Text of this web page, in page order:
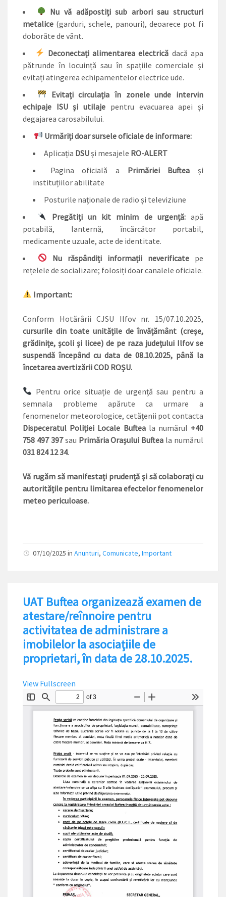
Nu vă adăpostiți sub arbori sau structuri
metalice (garduri, schele, panouri), deoarece pot fi
doborâte de vânt.
Deconectați alimentarea electrică dacă apa
pătrunde în locuință sau în spațiile comerciale și
evitați atingerea echipamentelor electrice ude.
Evitați circulația în zonele unde intervin
echipaje ISU și utilaje pentru evacuarea apei și
degajarea carosabilului.
Urmăriți doar sursele oficiale de informare:
Aplicația DSU și mesajele RO-ALERT
Pagina oficială a Primăriei Buftea și
instituțiilor abilitate
Posturile naționale de radio și televiziune
Pregătiți un kit minim de urgență:apă
potabilă, lanternă, încărcător portabil,
medicamente uzuale, acte de identitate.
Nu răspândiți informații neverificate pe
rețelele de socializare; folosiți doar canalele oficiale.
Important:
Conform Hotărârii CJSU Ilfov nr. 15/07.10.2025,
cursurile din toate unitățile de învățământ (creșe,
grădinițe, școli și licee) de pe raza județului Ilfov se
suspendă începând cu data de 08.10.2025, până la
încetarea avertizării COD ROȘU.
Pentru orice situație de urgență sau pentru a
semnala probleme apărute ca urmare a
fenomenelor meteorologice, cetățenii pot contacta
Dispeceratul Poliției Locale Bufteala numărul +40
758 497 397sau Primăria Orașului Buftea la numărul
031 824 12 34.
Vă rugăm să manifestați prudență și să colaborați cu
autoritățile pentru limitarea efectelor fenomenelor
meteo periculoase.
07/10/2025 in Anunturi, Comunicate, Important
UAT Buftea organizează examen de
atestare/reînnoire pentru
activitatea de administrare a
imobilelor la asociaţiile de
proprietari, în data de 28.10.2025.
View Fullscreen